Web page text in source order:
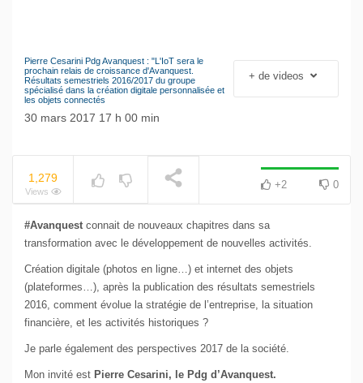
NOW PLAYING
Le séisme industriel
Volkswagen
Pierre Cesarini Pdg Avanquest : "L'IoT sera le
prochain relais de croissance d'Avanquest.
Résultats semestriels 2016/2017 du groupe
spécialisé dans la création digitale personnalisée et
les objets connectés
30 mars 2017 17 h 00 min
+ de videos
1,279
Views
+2 0
#Avanquest connait de nouveaux chapitres dans sa
transformation avec le développement de nouvelles activités.
Création digitale (photos en ligne…) et internet des objets
(plateformes…), après la publication des résultats semestriels
2016, comment évolue la stratégie de l’entreprise, la situation
financière, et les activités historiques ?
Je parle également des perspectives 2017 de la société.
Mon invité est Pierre Cesarini, le Pdg d’Avanquest.